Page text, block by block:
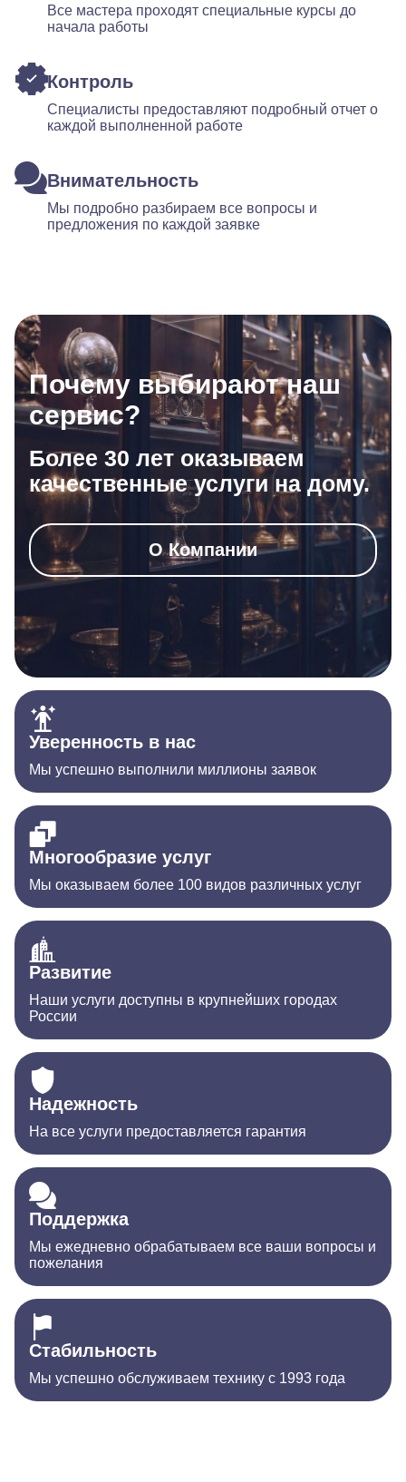
Все мастера проходят специальные курсы до
начала работы
Контроль
Специалисты предоставляют подробный отчет о
каждой выполненной работе
Внимательность
Мы подробно разбираем все вопросы и
предложения по каждой заявке
Почему выбирают наш
сервис?
Более 30 лет оказываем
качественные услуги на дому.
О Компании
Уверенность в нас
Мы успешно выполнили миллионы заявок
Многообразие услуг
Мы оказываем более 100 видов различных услуг
Развитие
Наши услуги доступны в крупнейших городах
России
Надежность
На все услуги предоставляется гарантия
Поддержка
Мы ежедневно обрабатываем все ваши вопросы и
пожелания
Стабильность
Мы успешно обслуживаем технику с 1993 года